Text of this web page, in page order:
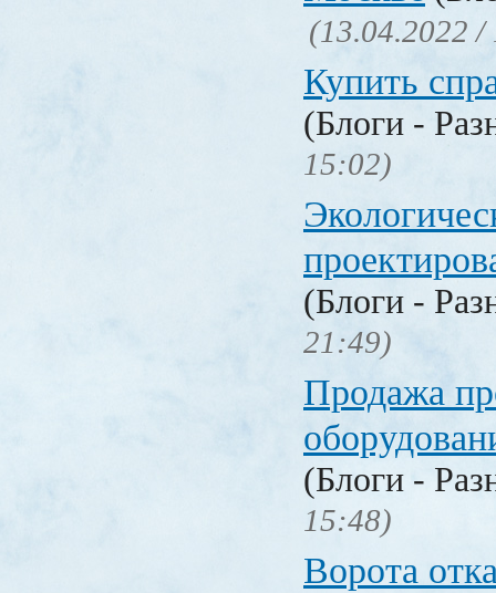
(13.04.2022 /
Купить
(Блоги -
15:02)
(Блоги -
21:49)
Продажа
(Блоги -
15:48)
Ворота